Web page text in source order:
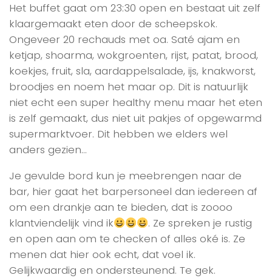
Het buffet gaat om 23:30 open en bestaat uit zelf
klaargemaakt eten door de scheepskok.
Ongeveer 20 rechauds met oa. Saté ajam en
ketjap, shoarma, wokgroenten, rijst, patat, brood,
koekjes, fruit, sla, aardappelsalade, ijs, knakworst,
broodjes en noem het maar op. Dit is natuurlijk
niet echt een super healthy menu maar het eten
is zelf gemaakt, dus niet uit pakjes of opgewarmd
supermarktvoer. Dit hebben we elders wel
anders gezien…
Je gevulde bord kun je meebrengen naar de
bar, hier gaat het barpersoneel dan iedereen af
om een drankje aan te bieden, dat is zoooo
klantviendelijk vind ik
. Ze spreken je rustig
en open aan om te checken of alles oké is. Ze
menen dat hier ook echt, dat voel ik.
Gelijkwaardig en ondersteunend. Te gek.